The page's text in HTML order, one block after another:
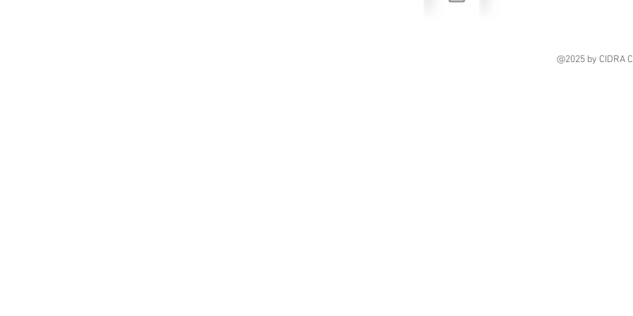
@2025 by CIDRA